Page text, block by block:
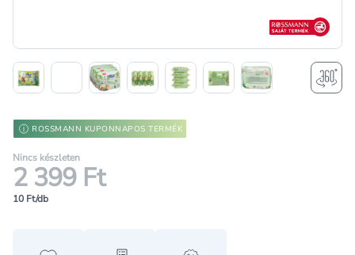
Rossmann
ROSSMANN KUPONNAPOS TERMÉK
Nincs készleten
2 399 Ft
10 Ft/db